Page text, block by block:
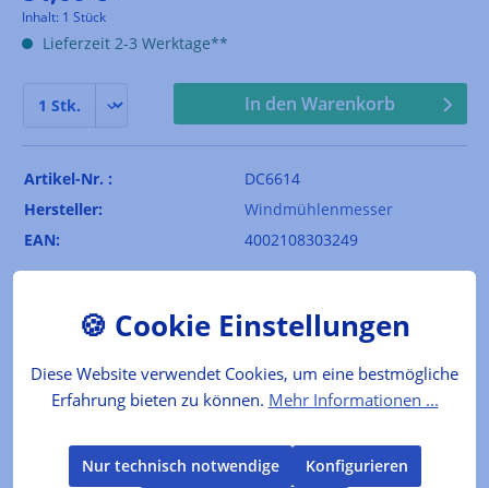
Inhalt: 1 Stück
Lieferzeit 2-3 Werktage**
In den Warenkorb
Artikel-Nr. :
DC6614
Hersteller:
Windmühlenmesser
EAN:
4002108303249
Von Hand blaugepließtete Messer sind heute
äußerst selten - einer der letzten Betriebe der
dies noch in Perfektion beherrsch… Mehr
Der Produzent
Diese Website verwendet Cookies, um eine bestmögliche
Erfahrung bieten zu können. Mehr Informationen ...
Nur technisch notwendige
Konfigurieren